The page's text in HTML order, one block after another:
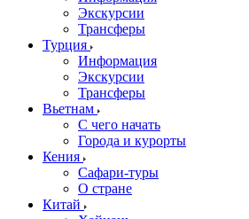
Экскурсии
Трансферы
Турция
Информация
Экскурсии
Трансферы
Вьетнам
С чего начать
Города и курорты
Кения
Сафари-туры
О стране
Китай